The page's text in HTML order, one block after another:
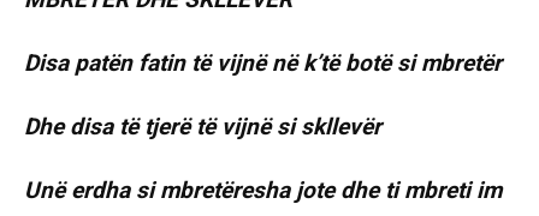
Disa patën fatin të vijnë në k’të botë si mbretër
Dhe disa të tjerë të vijnë si skllevër
Unë erdha si mbretëresha jote dhe ti mbreti im